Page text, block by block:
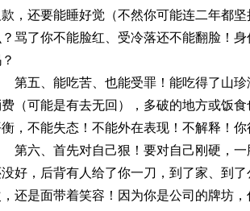
款，还要能睡好觉（不然你可能连二年都
骂了你不能脸红、受冷落还不能翻脸！
第五、能吃苦、也能受罪！能吃得了山
（可能是有去无回），多破的地方或饭
，不能失态！不能外在表现！不解释！你
第六、首先对自己狠！要对自己刚硬，
好，后背有人给了你一刀，到了家、到
还是面带着笑容！因为你是公司的牌坊